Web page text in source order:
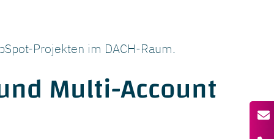
Projekten im DACH-Raum.
Multi-Account